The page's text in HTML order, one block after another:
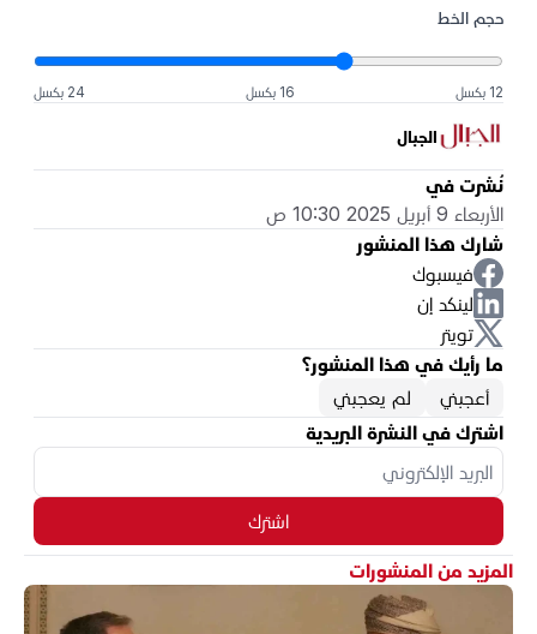
حجم الخط
12 بكسل 16 بكسل 24 بكسل
الجبال
نُشرت في
الأربعاء 9 أبريل 2025 10:30 ص
شارك هذا المنشور
فيسبوك
لينكد إن
تويتر
ما رأيك في هذا المنشور؟
أعجبني
لم يعجبني
اشترك في النشرة البريدية
اشترك
المزيد من المنشورات